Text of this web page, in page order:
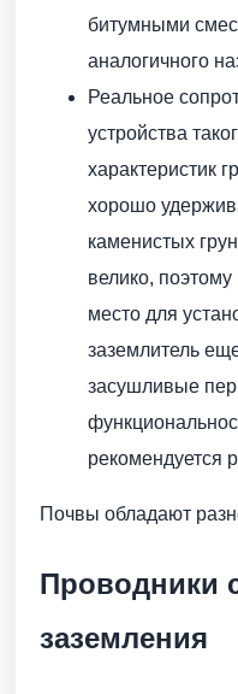
битумными
аналогичного
Реальное
устройства
характеристик
хорошо
каменистых
велико, поэтому
место для
заземлитель
засушливые
рекомендуется
Почвы обладают
Проводники
заземления